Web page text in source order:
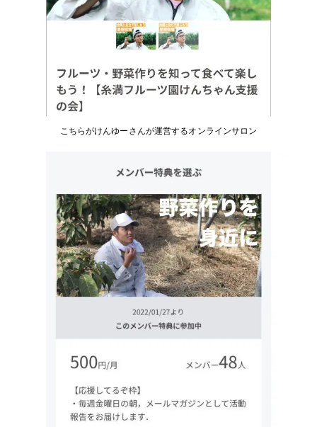
こちらがけんゆーさんが運営するオンラインサロン